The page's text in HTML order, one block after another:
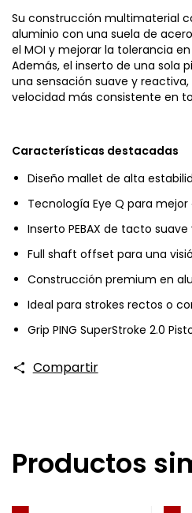
Su construcción multimaterial
aluminio con una suela de
el MOI y mejorar la tolerancia
Además, el inserto de una sola
una sensación suave y
velocidad más consistente en
Características destacadas
Diseño mallet de alta
Tecnología Eye Q para
Inserto PEBAX de tacto
Full shaft offset para una
Construcción premium en
Ideal para strokes rectos o
Grip PING SuperStroke 2.0
Compartir
Productos